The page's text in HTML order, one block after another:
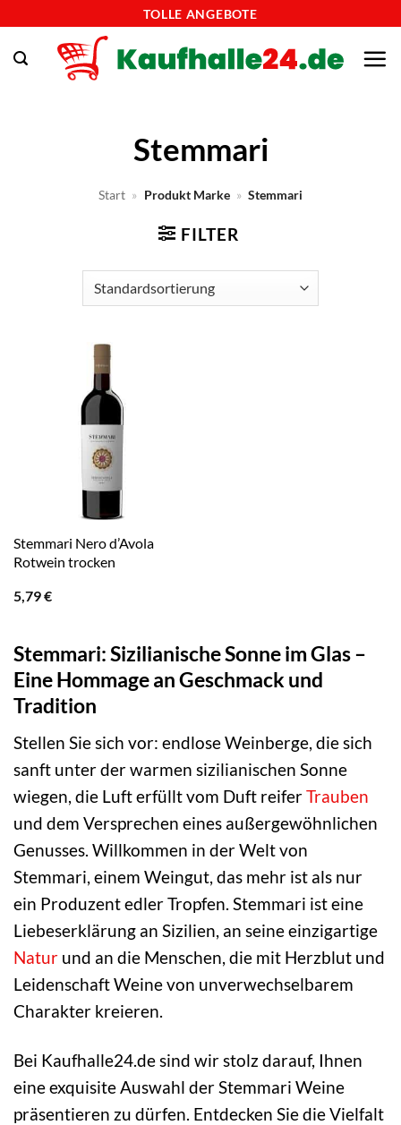
springen
TOLLE ANGEBOTE
Stemmari
Start » Produkt Marke » Stemmari
FILTER
Stemmari Nero d’Avola
Rotwein trocken
5,79€
Stemmari: Sizilianische Sonne im Glas –
Eine Hommage an Geschmack und
Tradition
Stellen Sie sich vor: endlose Weinberge, die sich
sanft unter der warmen sizilianischen Sonne
wiegen, die Luft erfüllt vom Duft reiferTrauben
und dem Versprechen eines außergewöhnlichen
Genusses. Willkommen in der Welt von
Stemmari, einem Weingut, das mehr ist als nur
ein Produzent edler Tropfen. Stemmari ist eine
Liebeserklärung an Sizilien, an seine einzigartige
Natur und an die Menschen, die mit Herzblut und
Leidenschaft Weine von unverwechselbarem
Charakter kreieren.
Bei Kaufhalle24.de sind wir stolz darauf, Ihnen
eine exquisite Auswahl der Stemmari Weine
präsentieren zu dürfen. Entdecken Sie die Vielfalt